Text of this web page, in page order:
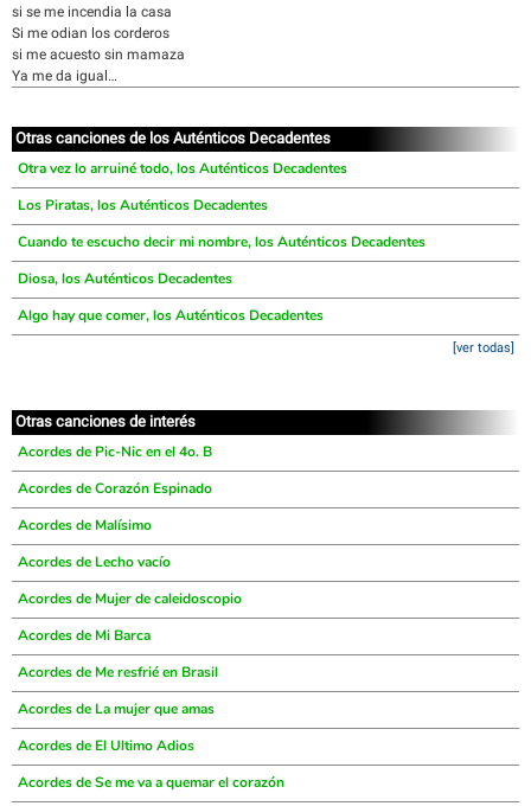
si se me incendia la casa
Si me odian los corderos
si me acuesto sin mamaza
Ya me da igual…
Otras canciones de los Auténticos Decadentes
Otra vez lo arruiné todo, los Auténticos Decadentes
Los Piratas, los Auténticos Decadentes
Cuando te escucho decir mi nombre, los Auténticos Decadentes
Diosa, los Auténticos Decadentes
Algo hay que comer, los Auténticos Decadentes
[ver todas]
Otras canciones de interés
Acordes de Pic-Nic en el 4o. B
Acordes de Corazón Espinado
Acordes de Malísimo
Acordes de Lecho vacío
Acordes de Mujer de caleidoscopio
Acordes de Mi Barca
Acordes de Me resfrié en Brasil
Acordes de La mujer que amas
Acordes de El Ultimo Adios
Acordes de Se me va a quemar el corazón